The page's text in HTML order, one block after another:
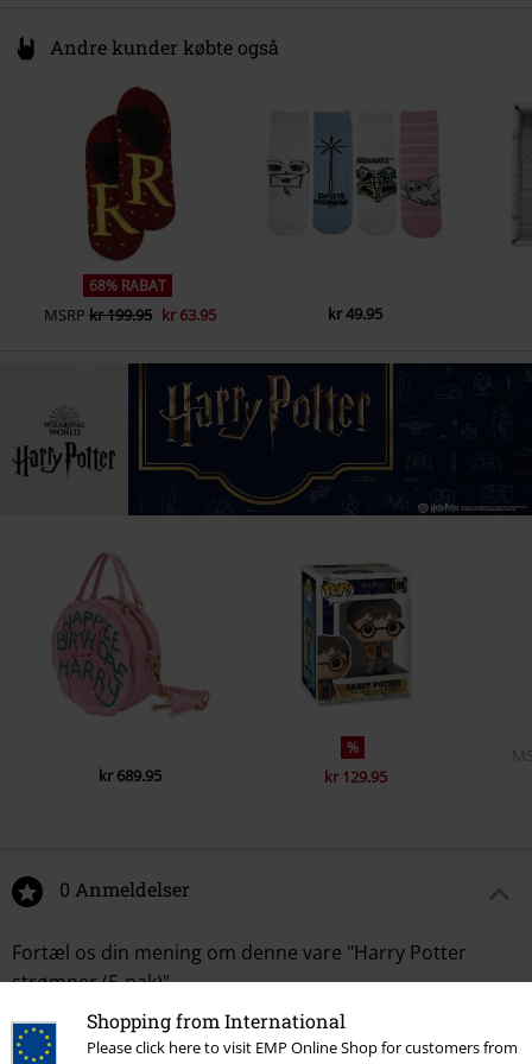
Shopping from International
Please click here to visit EMP Online Shop for customers from
Andre kunder købte også
68% RABAT
MSRP kr 199.95 kr 63.95 kr 49.95
kr 689.95
%
kr 129.95
0 Anmeldelser
Fortæl os din mening om denne vare "Harry Potter
strømper (5-pak)".
Skriv anmeldelse